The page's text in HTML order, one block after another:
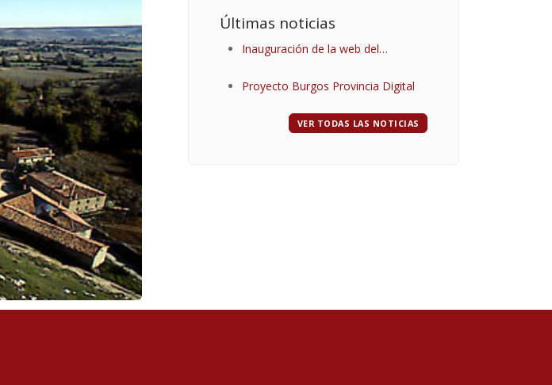
Últimas noticias
Inauguración de la web del
Proyecto Burgos Provincia Digital
VER TODAS LAS NOTICIAS